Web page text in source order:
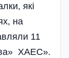
які
на
11
ХАЕС».